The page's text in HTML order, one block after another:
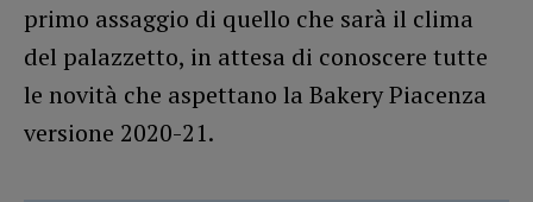
primo assaggio di quello che sarà il clima
del palazzetto, in attesa di conoscere tutte
le novità che aspettano la Bakery Piacenza
versione 2020-21.